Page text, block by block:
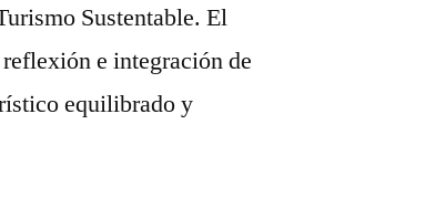
Sustentable. El
e integración de
equilibrado y